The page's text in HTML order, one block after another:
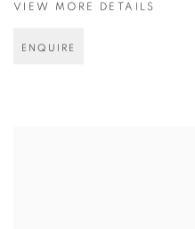
VIEW MORE DETAILS
ENQUIRE